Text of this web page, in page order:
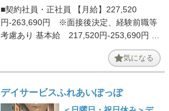
■契約社員・正社員 【月給】227,520
円-263,690円 ※面接後決定、経験前職等
考慮あり 基本給 217,520円-253,690円 資
気になる
デイサービスふれあいぽっぽ